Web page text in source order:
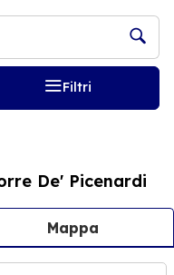
Filtri
De' Picenardi
Mappa